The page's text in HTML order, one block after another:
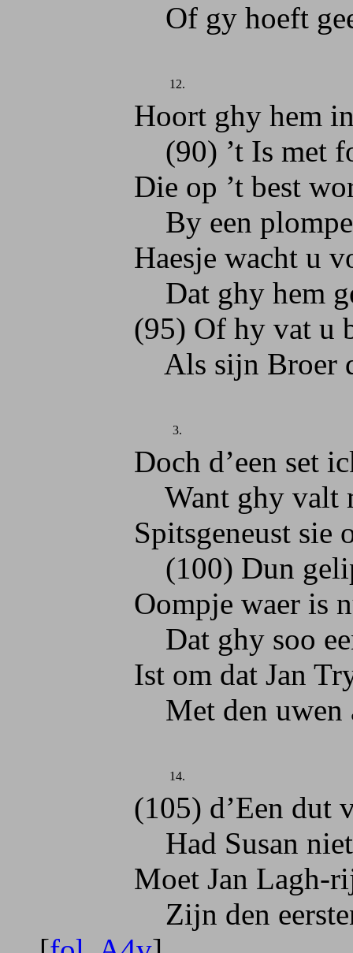
Of gy hoeft geen
12.
Hoort ghy hem in
(90) ’t Is met
Die op ’t best
By een plompe
Haesje wacht u
Dat ghy hem
(95) Of hy vat u
Als sijn Broer de
3.
Doch d’een set ick
Want ghy valt me
Spitsgeneust sie
(100) Dun gelipt
Oompje waer is nu
Dat ghy soo een
Ist om dat Jan
Met den uwen
14.
(105) d’Een dut
Had Susan niet
Moet Jan Lagh-rijs,
Zijn den eersten